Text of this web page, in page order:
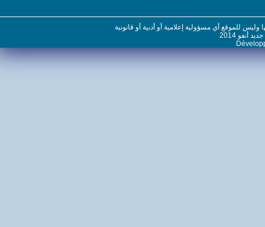
للموقع أي مسؤولية إعلامية أو أدبية أو قانونية
2014